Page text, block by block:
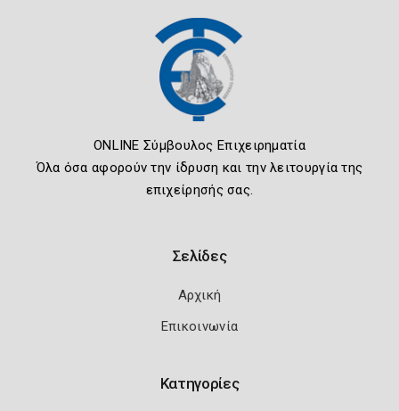
ONLINE Σύμβουλος Επιχειρηματία
Όλα όσα αφορούν την ίδρυση και την λειτουργία της
επιχείρησής σας.
Σελίδες
Αρχική
Επικοινωνία
Κατηγορίες